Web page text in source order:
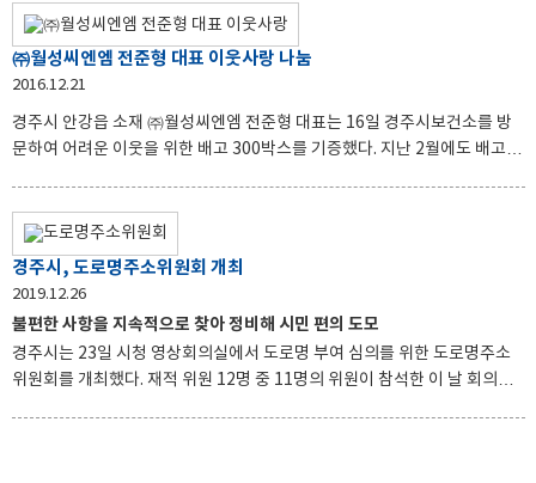
코로나19 예방을 위해 모든 참석자가 마스크 착용 등 방역수칙을 철저히 준
수하는 가운데 발대식이 진행됐다. 아동참여위원은 지난 7월 공개모집을 통
해 경주시에 주소를 둔 초등학교 5~6학년 아동 25명을 선발했으며, 향후 지
홍보 및 캠페인, 아동 관련 행사 기획, 아동권리 모니터링 등 다양한 활동을
펼칠 계획이다. 이석준 시민행정국장은 “올해 코로나1
㈜월성씨엔엠 전준형 대표 이웃사랑 나눔
2016.12.21
경주시 안강읍 소재 ㈜월성씨엔엠 전준형 대표는 16일 경주시보건소를 방
문하여 어려운 이웃을 위한 배고 300박스를 기증했다. 지난 2월에도 배고
원을 약속했다. 이날 전달된 배고는 경주지역에서 재배한 청정 친환경 배를
사용하여, 도라지, 대추, 은행, 생강 등 국산 재료를 함께 농축시켜 만든 즙이
다. 경주시보건소는 기초생활수급권자, 차상위, 독거노인, 장애인가족 등
경주시, 도로명주소위원회 개최
2019.12.26
불편한 사항을 지속적으로 찾아 정비해 시민 편의 도모
경주시는 23일 시청 영상회의실에서 도로명 부여 심의를 위한 도로명주소
위원회를 개최했다. 재적 위원 12명 중 11명의 위원이 참석한 이 날 회의에